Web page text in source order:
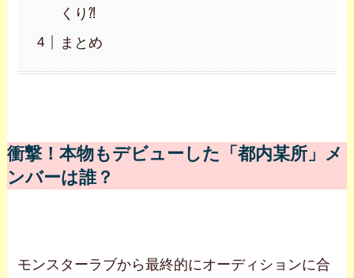
くり⁈
まとめ
衝撃！本物もデビューした「都内某所」メ
ンバーは誰？
モンスターラブから最終的にオーディションに合